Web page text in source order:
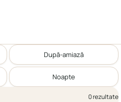
După-amiază
Noapte
0 rezultate